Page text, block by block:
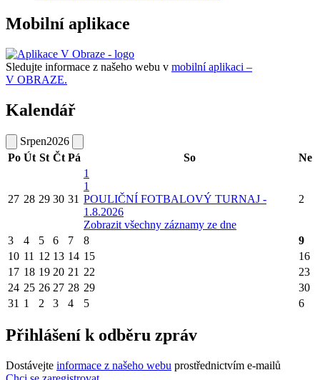
Mobilní aplikace
Sledujte informace z našeho webu v mobilní aplikaci –
V OBRAZE.
Kalendář
Srpen2026
Po Út St Čt Pá So Ne
27 28 29 30 31
1
1
POULIČNÍ FOTBALOVÝ TURNAJ -
1.8.2026
Zobrazit všechny záznamy ze dne
2
3 4 5 6 7 8
9
10 11 12 13 14 15
16
17 18 19 20 21 22
23
24 25 26 27 28 29
30
31 1 2 3 4 5 6
Přihlášení k odběru zpráv
Dostávejte informace z našeho webu prostřednictvím e-mailů